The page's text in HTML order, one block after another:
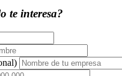
te interesa?